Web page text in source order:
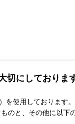
切にしておりま
を使用しております。
のと、その他に以下